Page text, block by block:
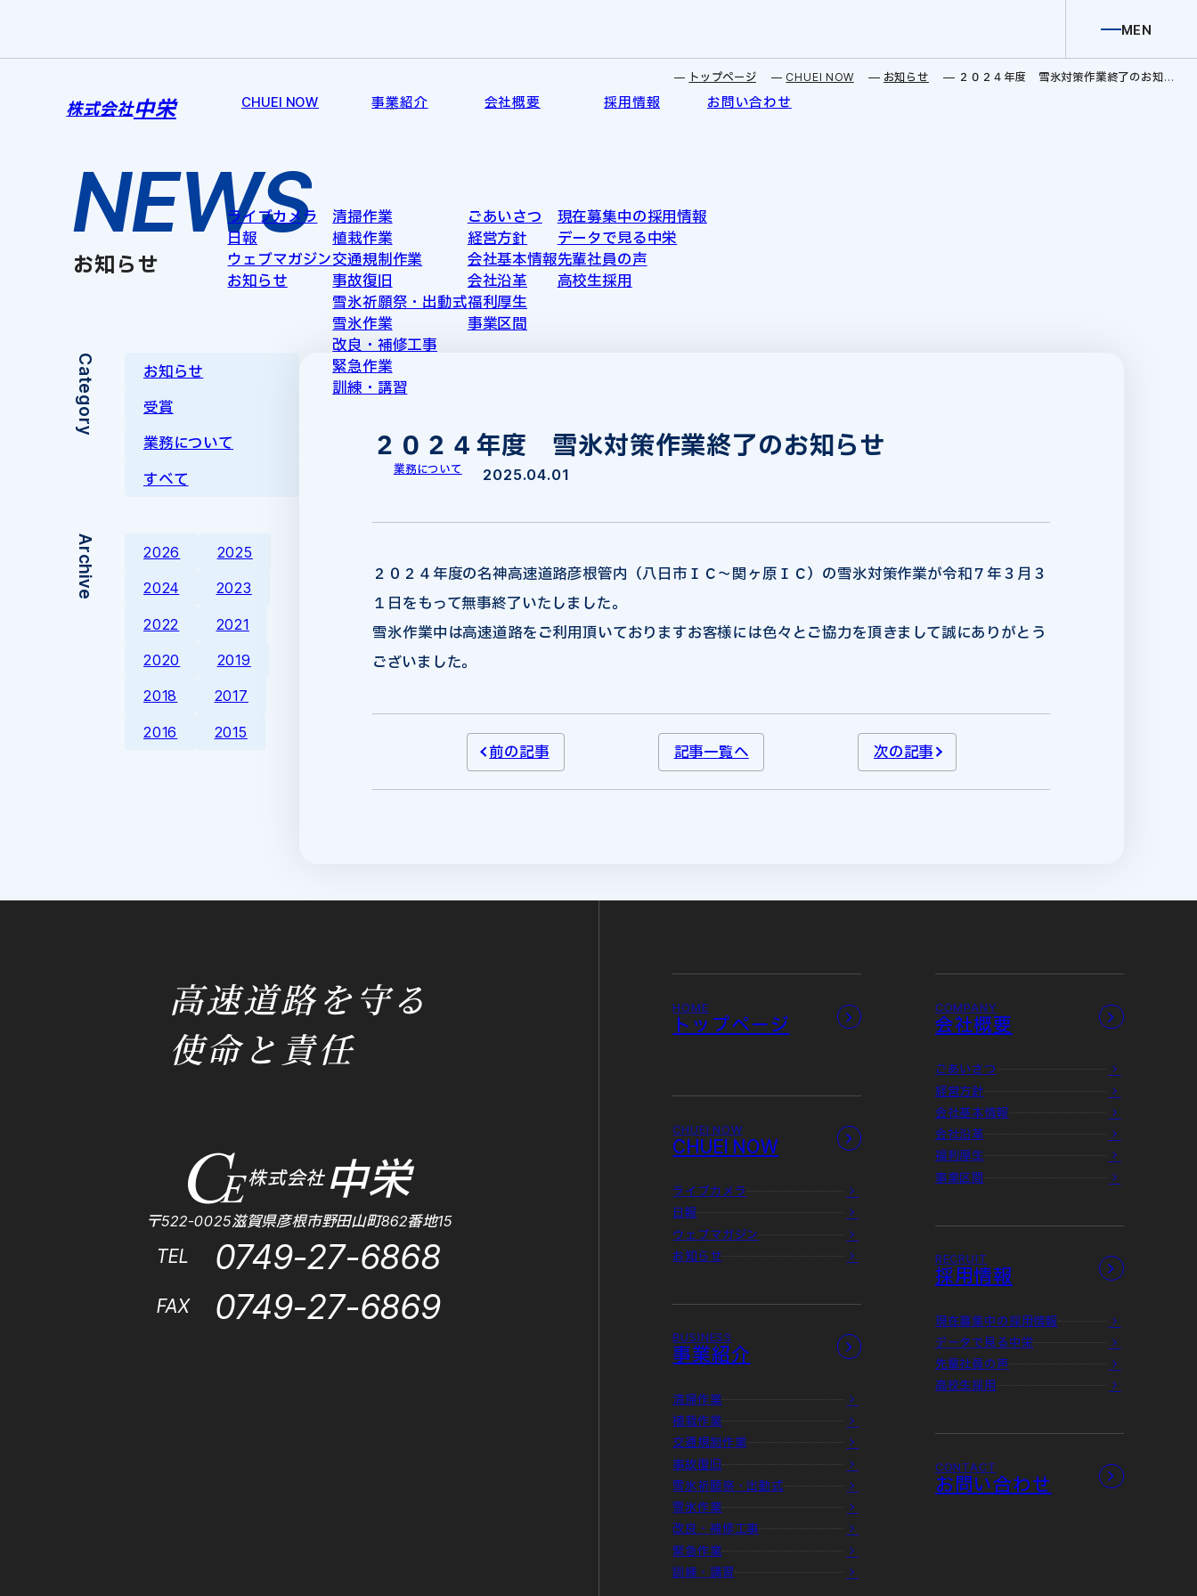
株式会社中栄 CHUEI NOW
ライブカメラ
日報
ウェブマガジン
お知らせ
事業紹介
清掃作業
植栽作業
交通規制作業
事故復旧
雪氷祈願祭・出動式
雪氷作業
改良・補修工事
緊急作業
訓練・講習
会社概要
ごあいさつ
経営方針
会社基本情報
会社沿革
福利厚生
事業区間
採用情報
現在募集中の採用情報
データで見る中栄
先輩社員の声
高校生採用
お問い合わせ
MEN
E
トップページ CHUEI NOW お知らせ ２０２４年度 雪氷対策作業終了のお知らせ
NEWS
お知らせ
Category お知らせ
受賞
業務について
すべて
Archive 2026 2025
2024 2023
2022 2021
2020 2019
2018 2017
2016 2015
２０２４年度 雪氷対策作業終了のお知らせ
業務について 2025.04.01
２０２４年度の名神高速道路彦根管内（八日市ＩＣ～関ヶ原ＩＣ）の雪氷対策作業が令和７年３月３
１日をもって無事終了いたしました。
雪氷作業中は高速道路をご利用頂いておりますお客様には色々とご協力を頂きまして誠にありがとう
ございました。
前の記事 記事一覧へ 次の記事
高速道路を守る
使命と責任
株式会社 中栄
〒522-0025滋賀県彦根市野田山町862番地15
TEL 0749-27-6868
FAX 0749-27-6869
HOME
トップページ
CHUEI NOW
CHUEI NOW
ライブカメラ
日報
ウェブマガジン
お知らせ
BUSINESS
事業紹介
清掃作業
植栽作業
交通規制作業
事故復旧
雪氷祈願祭・出動式
雪氷作業
改良・補修工事
緊急作業
訓練・講習
COMPANY
会社概要
ごあいさつ
経営方針
会社基本情報
会社沿革
福利厚生
事業区間
RECRUIT
採用情報
現在募集中の採用情報
データで見る中栄
先輩社員の声
高校生採用
CONTACT
お問い合わせ